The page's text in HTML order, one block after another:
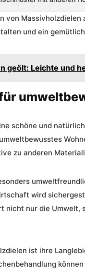
Massivholzdielen
und ein
geölt: Leichte und
schöne und
zu anderen
wird
nicht nur die Umwelt,
ist ihre